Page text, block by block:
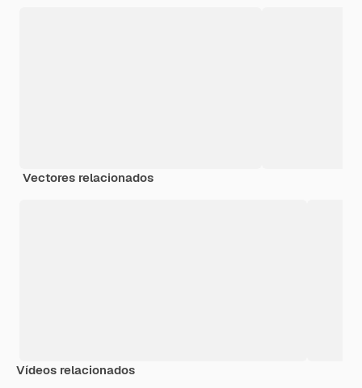
Vectores relacionados
Vídeos relacionados